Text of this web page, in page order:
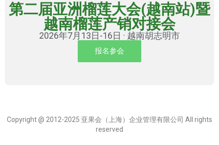
第二届亚洲榴莲大会(越南站)暨
越南榴莲产销对接会
2026年7月13日-16日 · 越南胡志明市
报名参会
Copyright @ 2012-2025 亚果会（上海）企业管理有限公司 All rights
reserved